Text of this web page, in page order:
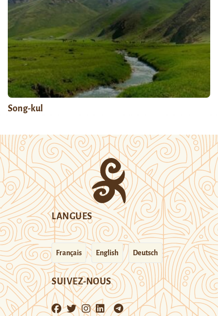
Song-kul
LANGUES
Français English Deutsch
SUIVEZ-NOUS